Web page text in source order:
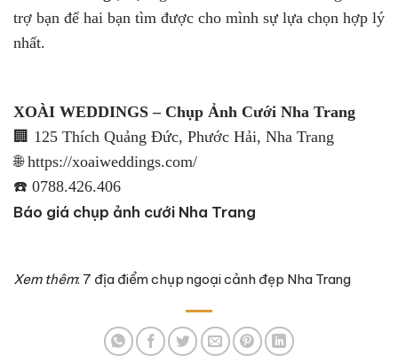
trợ bạn để hai bạn tìm được cho mình sự lựa chọn hợp lý
nhất.
XOÀI WEDDINGS – Chụp Ảnh Cưới Nha Trang
🏢 125 Thích Quảng Đức, Phước Hải, Nha Trang
🌐https://xoaiweddings.com/
☎️ 0788.426.406
Báo giá chụp ảnh cưới Nha Trang
Xem thêm: 7 địa điểm chụp ngoại cảnh đẹp Nha Trang